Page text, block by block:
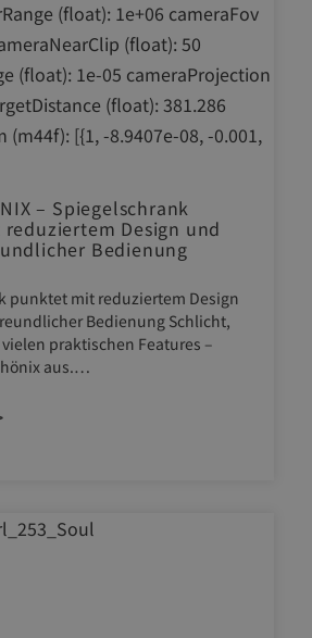
– Spiegelschrank
Design und
Bedienung
punktet mit reduziertem Design
Bedienung Schlicht,
praktischen Features –
aus.…